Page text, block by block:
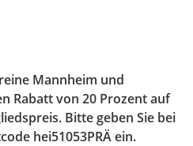
Mannheim und
Rabatt von 20 Prozent auf
Bitte geben Sie bei
hei51053PRÄ ein.